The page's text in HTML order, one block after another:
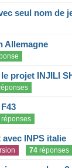
seul nom de
Allemagne
projet INJILI
INPS italie
74réponses